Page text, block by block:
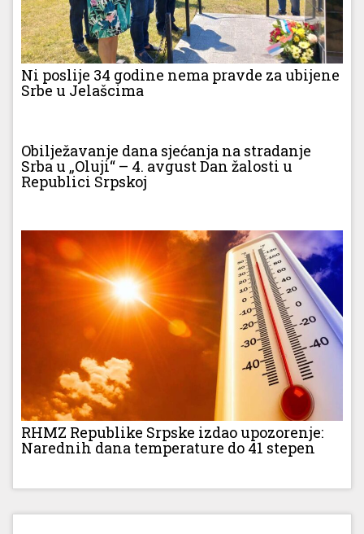
Ni poslije 34 godine nema pravde za ubijene
Srbe u Jelašcima
Obilježavanje dana sjećanja na stradanje
Srba u „Oluji“ – 4. avgust Dan žalosti u
Republici Srpskoj
RHMZ Republike Srpske izdao upozorenje:
Narednih dana temperature do 41 stepen